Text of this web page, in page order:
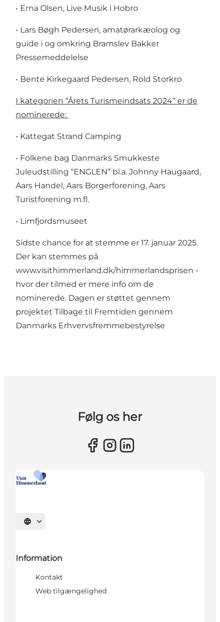
• Erna Olsen, Live Musik i Hobro
• Lars Bøgh Pedersen, amatørarkæolog og
guide i og omkring Bramslev Bakker
Pressemeddelelse
• Bente Kirkegaard Pedersen, Rold Storkro
I kategorien “Årets Turismeindsats 2024” er de
nominerede:
• Kattegat Strand Camping
• Folkene bag Danmarks Smukkeste
Juleudstilling “ENGLEN” bl.a. Johnny Haugaard,
Aars Handel, Aars Borgerforening, Aars
Turistforening m.fl.
• Limfjordsmuseet
Sidste chance for at stemme er 17. januar 2025.
Der kan stemmes på
www.visithimmerland.dk/himmerlandsprisen -
hvor der tilmed er mere info om de
nominerede. Dagen er støttet gennem
projektet Tilbage til Fremtiden gennem
Danmarks Erhvervsfremmebestyrelse
Følg os her
Vælg sprog
Information
Kontakt
Web tilgængelighed